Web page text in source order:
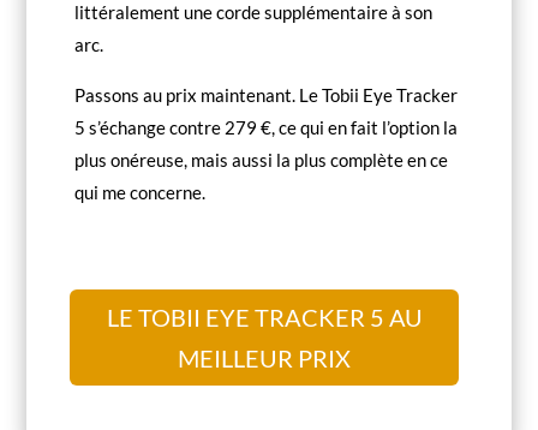
littéralement une corde supplémentaire à son
arc.
Passons au prix maintenant. Le Tobii Eye Tracker
5 s’échange contre 279 €, ce qui en fait l’option la
plus onéreuse, mais aussi la plus complète en ce
qui me concerne.
LE TOBII EYE TRACKER 5 AU
MEILLEUR PRIX